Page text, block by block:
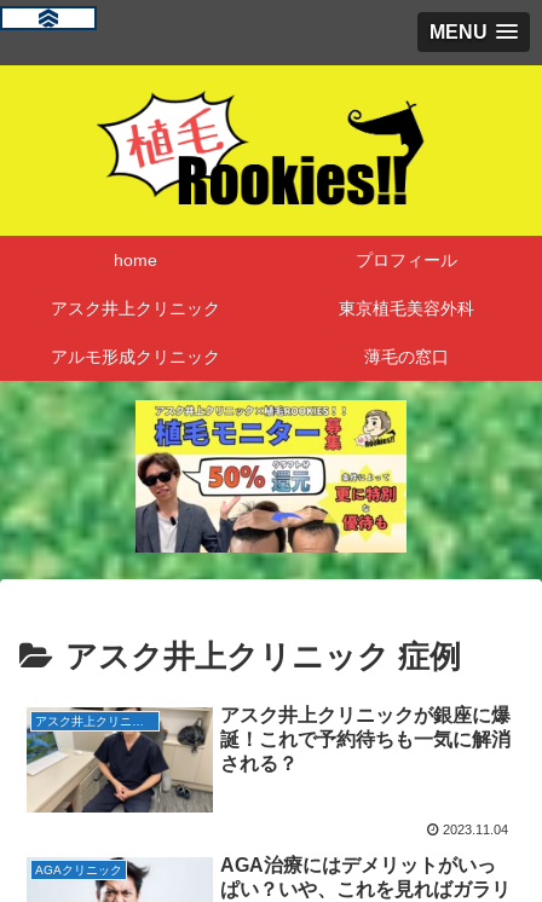
MENU
home プロフィール
アスク井上クリニック 東京植毛美容外科
アルモ形成クリニック 薄毛の窓口
アスク井上クリニック 症例
アスク井上クリニックが銀座に爆
誕！これで予約待ちも一気に解消
される？
2023.11.04
AGAクリニック
AGA治療にはデメリットがいっ
ぱい？いや、これを見ればガラリ